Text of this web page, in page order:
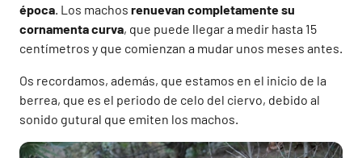
época . Los machos renuevan completamente su
cornamenta curva, que puede llegar a medir hasta 15
centímetros y que comienzan a mudar unos meses antes.
Os recordamos, además, que estamos en el inicio de la
berrea, que es el periodo de celo del ciervo, debido al
sonido gutural que emiten los machos.